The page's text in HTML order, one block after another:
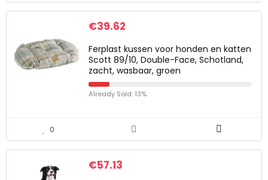
€39.62
Ferplast kussen voor honden en katten
Scott 89/10, Double-Face, Schotland,
zacht, wasbaar, groen
Already Sold: 13%
0
€57.13